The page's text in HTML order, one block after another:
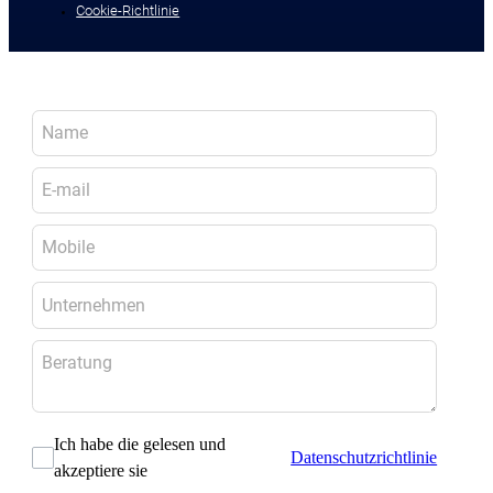
Cookie-Richtlinie
Ich habe die gelesen und
akzeptiere sie
Datenschutzrichtlinie